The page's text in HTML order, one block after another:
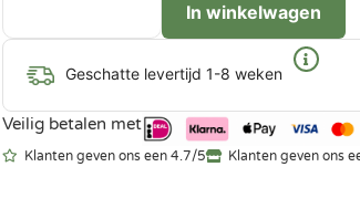
In winkelwagen
Geschatte levertijd 1-8 weken
Veilig betalen met
Klanten geven ons een 4.7/5 Klanten geven ons